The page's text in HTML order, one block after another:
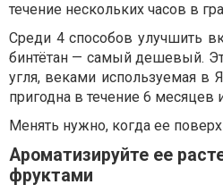
течение нескольких часов в
Среди 4 способов улучшить
бинтётан — самый дешевый.
угля, веками используемая в
пригодна в течение 6 месяцев
Менять нужно, когда ее
Ароматизируйте ее
фруктами